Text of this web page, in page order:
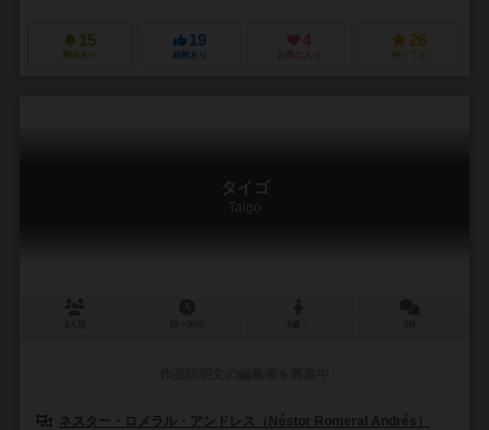
15
興味あり
19
経験あり
4
お気に入り
26
持ってる
タイゴ
Taigo
ネスター・ロメラル・アンドレス（Néstor Romeral Andrés）